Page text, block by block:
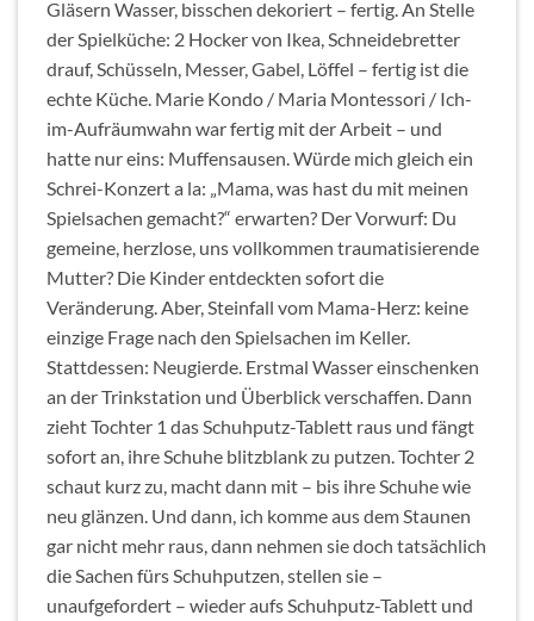
Gläsern Wasser, bisschen dekoriert – fertig. An Stelle
der Spielküche: 2 Hocker von Ikea, Schneidebretter
drauf, Schüsseln, Messer, Gabel, Löffel – fertig ist die
echte Küche. Marie Kondo / Maria Montessori / Ich-
im-Aufräumwahn war fertig mit der Arbeit – und
hatte nur eins: Muffensausen. Würde mich gleich ein
Schrei-Konzert a la: „Mama, was hast du mit meinen
Spielsachen gemacht?“ erwarten? Der Vorwurf: Du
gemeine, herzlose, uns vollkommen traumatisierende
Mutter? Die Kinder entdeckten sofort die
Veränderung. Aber, Steinfall vom Mama-Herz: keine
einzige Frage nach den Spielsachen im Keller.
Stattdessen: Neugierde. Erstmal Wasser einschenken
an der Trinkstation und Überblick verschaffen. Dann
zieht Tochter 1 das Schuhputz-Tablett raus und fängt
sofort an, ihre Schuhe blitzblank zu putzen. Tochter 2
schaut kurz zu, macht dann mit – bis ihre Schuhe wie
neu glänzen. Und dann, ich komme aus dem Staunen
gar nicht mehr raus, dann nehmen sie doch tatsächlich
die Sachen fürs Schuhputzen, stellen sie –
unaufgefordert – wieder aufs Schuhputz-Tablett und